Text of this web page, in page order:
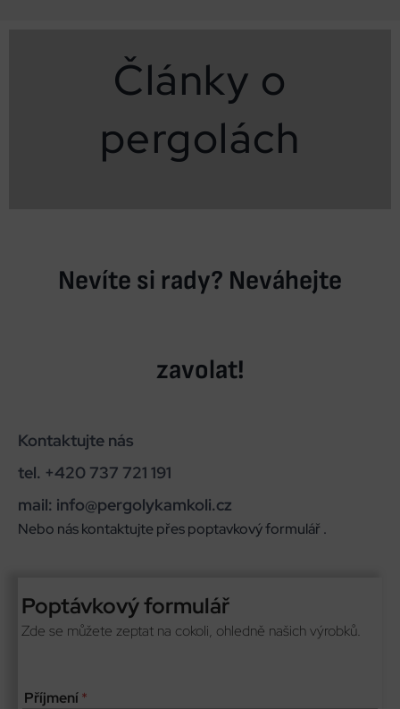
Články o
pergolách
Nevíte si rady? Neváhejte
zavolat!
Kontaktujte nás
tel. +420 737 721 191
mail: info@pergolykamkoli.cz
Nebo nás kontaktujte přes poptavkový formulář .
Poptávkový formulář
Zde se můžete zeptat na cokoli, ohledně našich výrobků.
Příjmení*